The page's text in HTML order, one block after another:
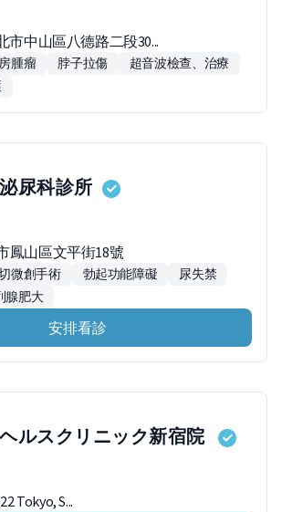
市中山區八德路二段30...
腫瘤 脖子拉傷
超音波檢查、治療
尿科診所
鳳山區文平街18號
微創手術 勃起功能障礙
尿失禁
腺肥大
安排看診
ルスクリニック新宿院
Tokyo, S...